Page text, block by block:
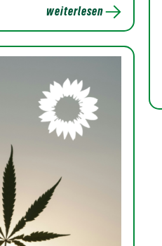
weiterlesen